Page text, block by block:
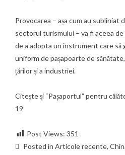
Provocarea – așa cum au subliniat
sectorul turismului – va fi aceea
de a adopta un instrument care să
uniform de pașapoarte de
țărilor și a industriei.
Citește și “Pașaportul” pentru
19
Post Views: 351
Posted in Articole recente,